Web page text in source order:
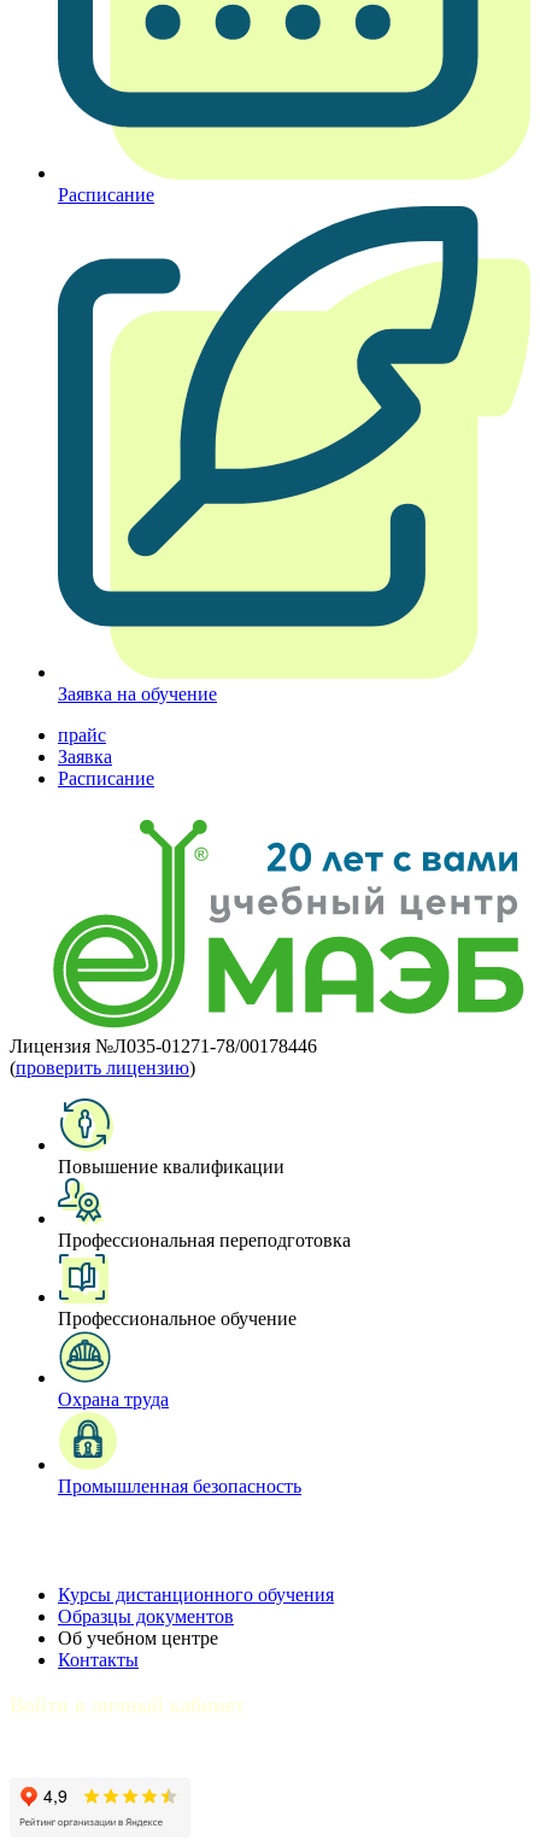
Расписание
Заявка на обучение
прайс
Заявка
Расписание
Лицензия №Л035-01271-78/00178446
(проверить лицензию)
Повышение квалификации
Профессиональная переподготовка
Профессиональное обучение
Охрана труда
Промышленная безопасность
Курсы дистанционного обучения
Образцы документов
Об учебном центре
Контакты
Войти в личный кабинет